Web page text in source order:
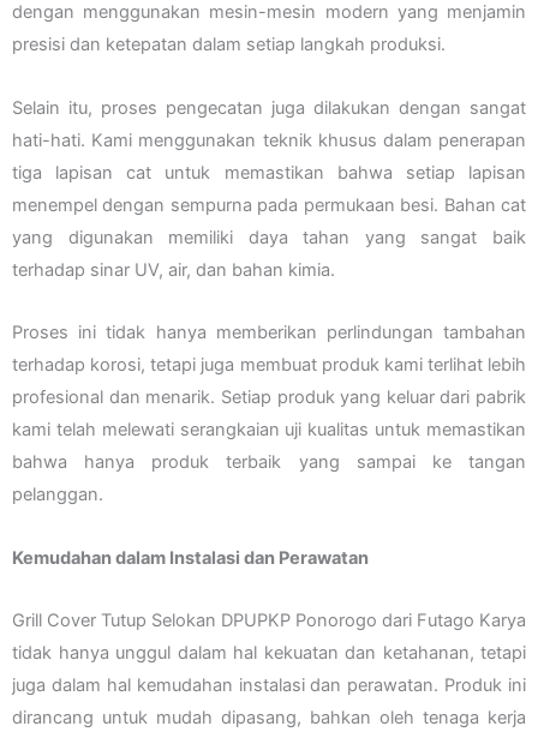
dengan menggunakan mesin-mesin modern yang menjamin
presisi dan ketepatan dalam setiap langkah produksi.
Selain itu, proses pengecatan juga dilakukan dengan sangat
hati-hati. Kami menggunakan teknik khusus dalam penerapan
tiga lapisan cat untuk memastikan bahwa setiap lapisan
menempel dengan sempurna pada permukaan besi. Bahan cat
yang digunakan memiliki daya tahan yang sangat baik
terhadap sinar UV, air, dan bahan kimia.
Proses ini tidak hanya memberikan perlindungan tambahan
terhadap korosi, tetapi juga membuat produk kami terlihat lebih
profesional dan menarik. Setiap produk yang keluar dari pabrik
kami telah melewati serangkaian uji kualitas untuk memastikan
bahwa hanya produk terbaik yang sampai ke tangan
pelanggan.
Kemudahan dalam Instalasi dan Perawatan
Grill Cover Tutup Selokan DPUPKP Ponorogo dari Futago Karya
tidak hanya unggul dalam hal kekuatan dan ketahanan, tetapi
juga dalam hal kemudahan instalasi dan perawatan. Produk ini
dirancang untuk mudah dipasang, bahkan oleh tenaga kerja